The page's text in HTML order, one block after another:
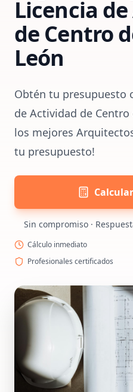
Licencia
de Centro
León
Obtén tu presupuesto
de Actividad de Centro
los mejores
tu presupuesto!
Sin compromiso ·
Cálculo inmediato
Profesionales certificados